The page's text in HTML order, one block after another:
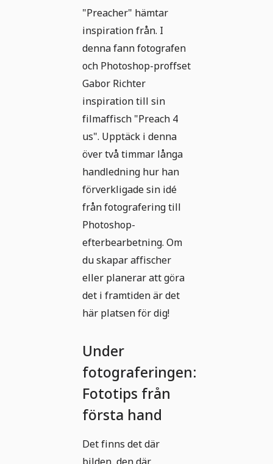
"Preacher" hämtar
inspiration från. I
denna fann fotografen
och Photoshop-proffset
Gabor Richter
inspiration till sin
filmaffisch "Preach 4
us". Upptäck i denna
över två timmar långa
handledning hur han
förverkligade sin idé
från fotografering till
Photoshop-
efterbearbetning. Om
du skapar affischer
eller planerar att göra
det i framtiden är det
här platsen för dig!
Under
fotograferingen:
Fototips från
första hand
Det finns det där